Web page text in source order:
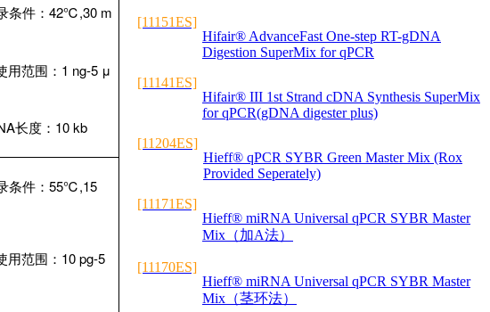
条件：42℃,30 m
用范围：1 ng-5 μ
长度：10 kb
条件：55℃,15
用范围：10 pg-5
[11151ES]
Hifair® AdvanceFast One-step RT-gDNA
Digestion SuperMix for qPCR
[11141ES]
Hifair® III 1st Strand cDNA Synthesis SuperMix
for qPCR(gDNA digester plus)
[11204ES]
Hieff® qPCR SYBR Green Master Mix (Rox
Provided Seperately)
[11171ES]
Hieff® miRNA Universal qPCR SYBR Master
Mix（加A法）
[11170ES]
Hieff® miRNA Universal qPCR SYBR Master
Mix（茎环法）